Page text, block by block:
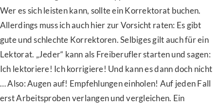
Wer es sich leisten kann, sollte ein Korrektorat buchen.
Allerdings muss ich auch hier zur Vorsicht raten: Es gibt
gute und schlechte Korrektoren. Selbiges gilt auch für ein
Lektorat. „Jeder“ kann als Freiberufler starten und sagen:
Ich lektoriere! Ich korrigiere! Und kann es dann doch nicht
… Also: Augen auf! Empfehlungen einholen! Auf jeden Fall
erst Arbeitsproben verlangen und vergleichen. Ein